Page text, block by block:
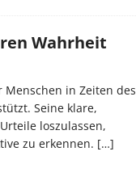
Wahrheit
in Zeiten des
Seine klare,
loszulassen,
zu erkennen. […]